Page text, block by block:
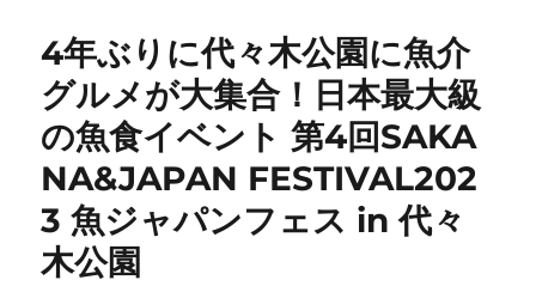
4年ぶりに代々木公園に魚介
グルメが大集合！日本最大級
の魚食イベント 第4回SAKA
NA&JAPAN FESTIVAL202
3 魚ジャパンフェス in 代々
木公園